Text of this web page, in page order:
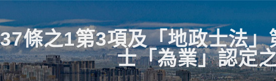
條之1第3項及「地政士法
士「為業」認定